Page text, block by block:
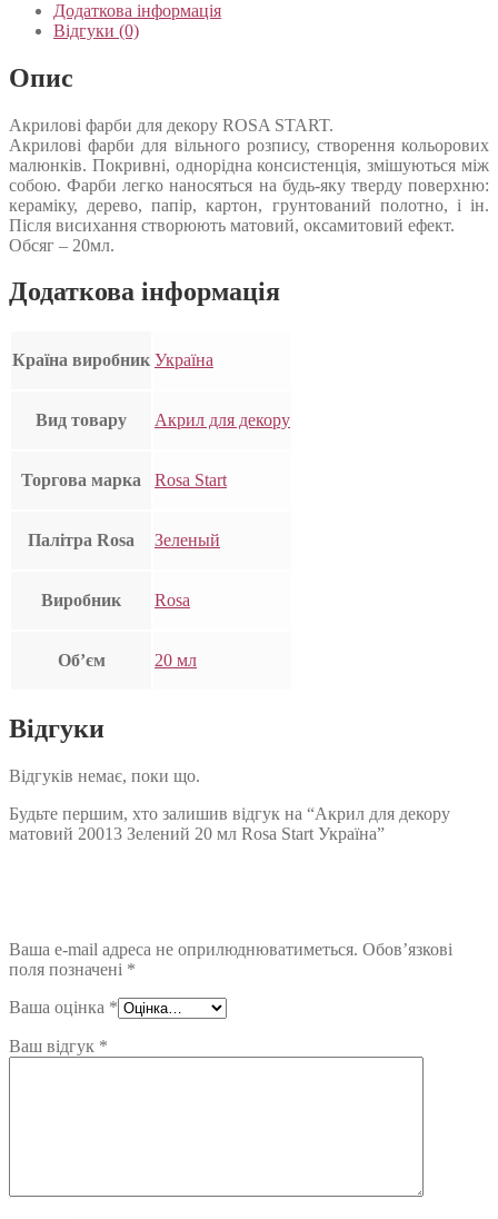
Додаткова інформація
Відгуки (0)
Опис
Акрилові фарби для декору ROSA START.
Акрилові фарби для вільного розпису, створення кольорових
малюнків. Покривні, однорідна консистенція, змішуються між
собою. Фарби легко наносяться на будь-яку тверду поверхню:
кераміку, дерево, папір, картон, грунтований полотно, і ін.
Після висихання створюють матовий, оксамитовий ефект.
Обсяг – 20мл.
Додаткова інформація
Країна виробник Україна
Вид товару Акрил для декору
Торгова марка Rosa Start
Палітра Rosa Зеленый
Виробник Rosa
Об’єм 20 мл
Відгуки
Відгуків немає, поки що.
Будьте першим, хто залишив відгук на “Акрил для декору
матовий 20013 Зелений 20 мл Rosa Start Україна”
Ваша e-mail адреса не оприлюднюватиметься. Обов’язкові
поля позначені *
Ваша оцінка *
Ваш відгук *